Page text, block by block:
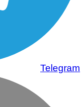
Telegram